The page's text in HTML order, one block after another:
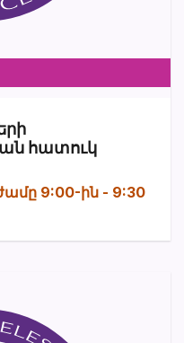
հատուկ
9:00-ին - 9:30